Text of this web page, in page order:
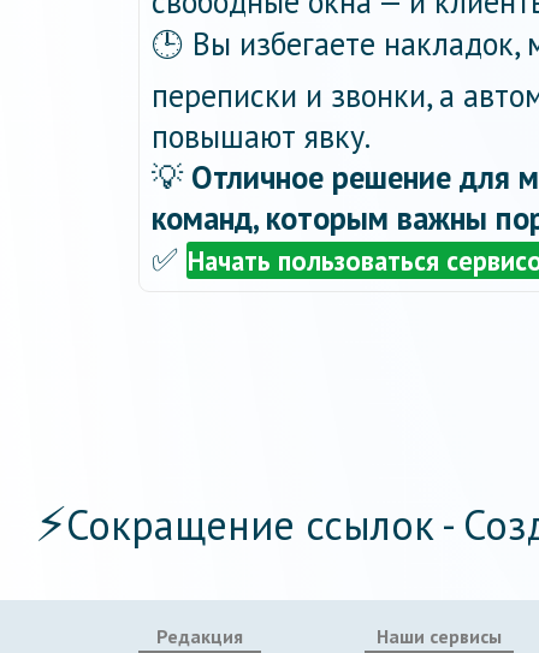
🕒 Вы избегаете
переписки и звонки, а
повышают явку.
💡 Отличное решение для
команд, которым важны
✅ Начать пользоваться
⚡Сокращение ссылок -
Редакция
Наши сервисы